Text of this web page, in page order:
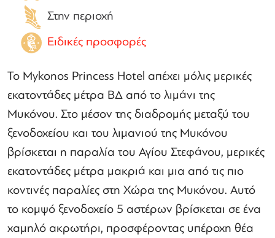
Στην περιοχή
Ειδικές προσφορές
Το Mykonos Princess Hotel απέχει μόλις μερικές
εκατοντάδες μέτρα ΒΔ από το λιμάνι της
Μυκόνου. Στο μέσον της διαδρομής μεταξύ του
ξενοδοχείου και του λιμανιού της Μυκόνου
βρίσκεται η παραλία του Αγίου Στεφάνου, μερικές
εκατοντάδες μέτρα μακριά και μια από τις πιο
κοντινές παραλίες στη Χώρα της Μυκόνου. Αυτό
το κομψό ξενοδοχείο 5 αστέρων βρίσκεται σε ένα
χαμηλό ακρωτήρι, προσφέροντας υπέροχη θέα